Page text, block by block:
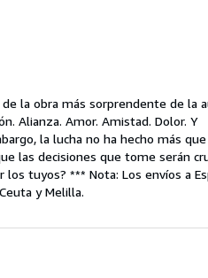
de la obra más sorprendente de la
Alianza. Amor. Amistad. Dolor. Y
la lucha no ha hecho más
las decisiones que tome serán
tuyos? *** Nota: Los envíos a
y Melilla.